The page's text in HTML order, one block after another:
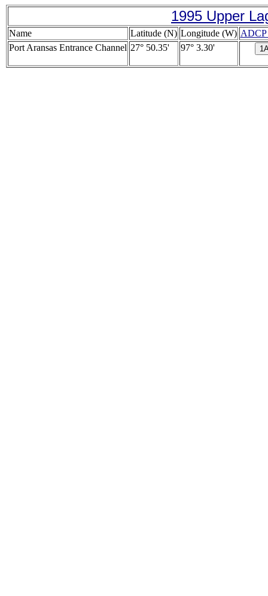
1995 Upper
Name Latitude (N) Longitude (W)
Port Aransas Entrance Channel 27° 50.35' 97° 3.30'